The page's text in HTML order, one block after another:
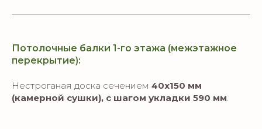
Потолочные балки 1-го этажа (межэтажное
перекрытие):
Нестроганая доска сечением 40х150 мм
(камерной сушки), с шагом укладки 590 мм.